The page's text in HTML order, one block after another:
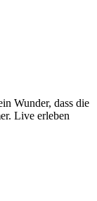
Wunder, dass die
Live erleben